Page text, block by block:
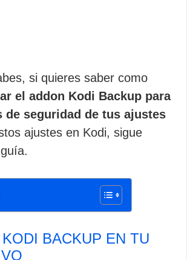
si quieres saber como
el addon Kodi Backup para
de seguridad de tus ajustes
ajustes en Kodi, sigue
BACKUP EN TU